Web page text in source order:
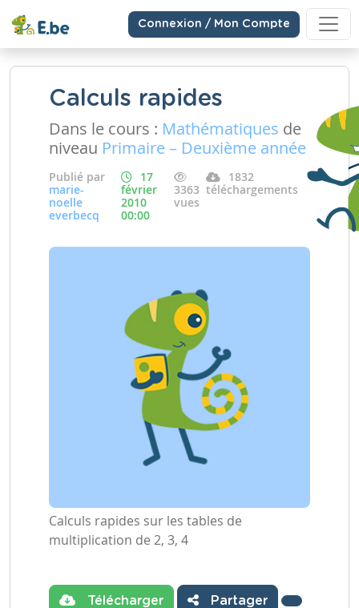
Connexion / Mon Compte
Calculs rapides
Dans le cours : Mathématiques de
niveau Primaire – Deuxième année
Publié par
marie-
noelle
everbecq
17
février
2010
00:00
3363
vues
1832
téléchargements
Calculs rapides sur les tables de
multiplication de 2, 3, 4
Télécharger Partager